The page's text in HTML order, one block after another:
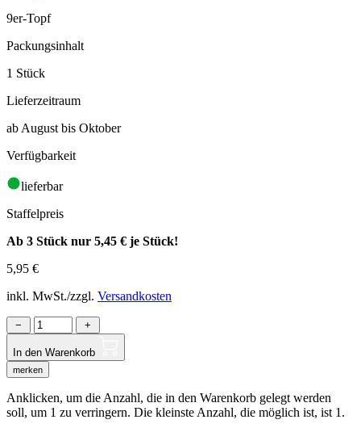
9er-Topf
Packungsinhalt
1 Stück
Lieferzeitraum
ab August bis Oktober
Verfügbarkeit
lieferbar
Staffelpreis
Ab 3 Stück nur 5,45 € je Stück!
5,95 €
inkl. MwSt./zzgl. Versandkosten
− +
In den Warenkorb
merken
Anklicken, um die Anzahl, die in den Warenkorb gelegt werden
soll, um 1 zu verringern. Die kleinste Anzahl, die möglich ist, ist 1.